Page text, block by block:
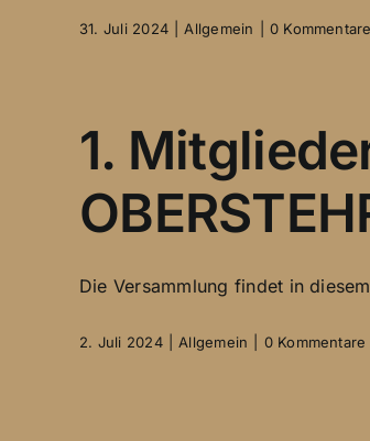
31. Juli 2024 Allgemein 0 Kommentare
1.
Die Versammlung findet in
2. Juli 2024 Allgemein 0 Kommentare